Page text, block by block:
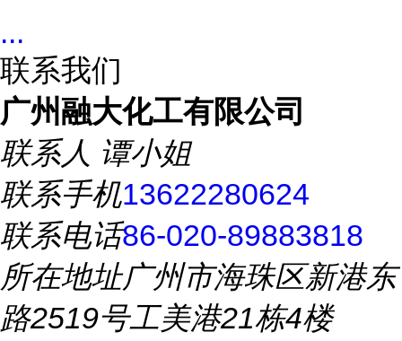
...
联系我们
广州融大化工有限公司
联系人 谭小姐
联系手机13622280624
联系电话86-020-89883818
所在地址广州市海珠区新港东
路2519号工美港21栋4楼